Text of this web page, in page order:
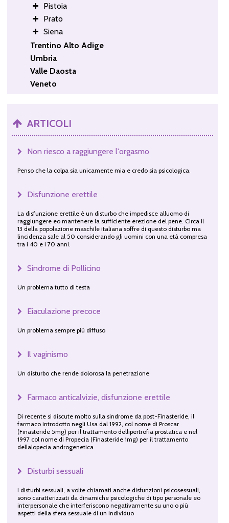
Pistoia
Prato
Siena
Trentino Alto Adige
Umbria
Valle Daosta
Veneto
ARTICOLI
Non riesco a raggiungere l'orgasmo
Penso che la colpa sia unicamente mia e credo sia psicologica.
Disfunzione erettile
La disfunzione erettile è un disturbo che impedisce alluomo di
raggiungere eo mantenere la sufficiente erezione del pene. Circa il
13 della popolazione maschile italiana soffre di questo disturbo ma
lincidenza sale al 50 considerando gli uomini con una età compresa
tra i 40 e i 70 anni.
Sindrome di Pollicino
Un problema tutto di testa
Eiaculazione precoce
Un problema sempre più diffuso
Il vaginismo
Un disturbo che rende dolorosa la penetrazione
Farmaco anticalvizie, disfunzione erettile
Di recente si discute molto sulla sindrome da post-Finasteride, il
farmaco introdotto negli Usa dal 1992, col nome di Proscar
(Finasteride 5mg) per il trattamento dellipertrofia prostatica e nel
1997 col nome di Propecia (Finasteride 1mg) per il trattamento
dellalopecia androgenetica
Disturbi sessuali
I disturbi sessuali, a volte chiamati anche disfunzioni psicosessuali,
sono caratterizzati da dinamiche psicologiche di tipo personale eo
interpersonale che interferiscono negativamente su uno o più
aspetti della sfera sessuale di un individuo